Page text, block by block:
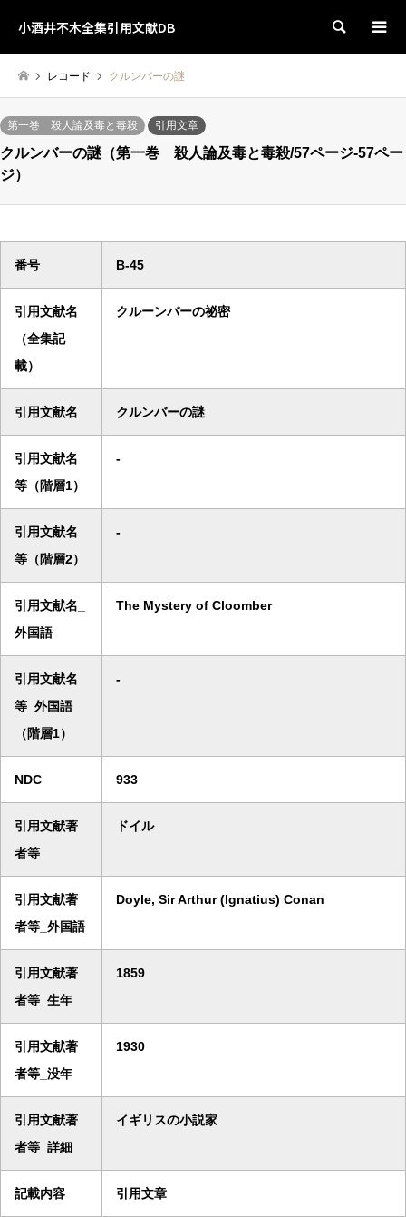
小酒井不木全集引用文献DB 検索
レコード クルンバーの謎
第一巻 殺人論及毒と毒殺 引用文章
クルンバーの謎（第一巻 殺人論及毒と毒殺/57ページ-57ペー
ジ）
番号 B-45
引用文献名
（全集記
載）
クルーンバーの祕密
引用文献名 クルンバーの謎
引用文献名
等（階層1）
-
引用文献名
等（階層2）
-
引用文献名_
外国語
The Mystery of Cloomber
引用文献名
等_外国語
（階層1）
-
NDC 933
引用文献著
者等
ドイル
引用文献著
者等_外国語
Doyle, Sir Arthur (Ignatius) Conan
引用文献著
者等_生年
1859
引用文献著
者等_没年
1930
引用文献著
者等_詳細
イギリスの小説家
記載内容 引用文章